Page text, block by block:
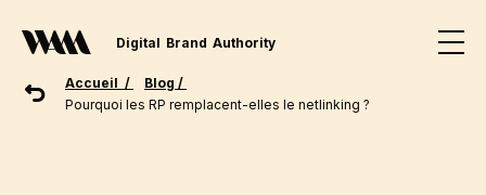
Digital Brand Authority
Accueil /
Blog /
Pourquoi les RP remplacent-elles le netlinking ?